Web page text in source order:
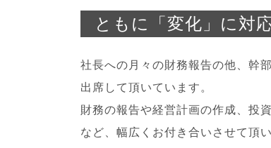
ともに「変化」に対
社長への月々の財務報告の他、幹
出席して頂いています。
財務の報告や経営計画の作成、投
など、幅広くお付き合いさせて頂